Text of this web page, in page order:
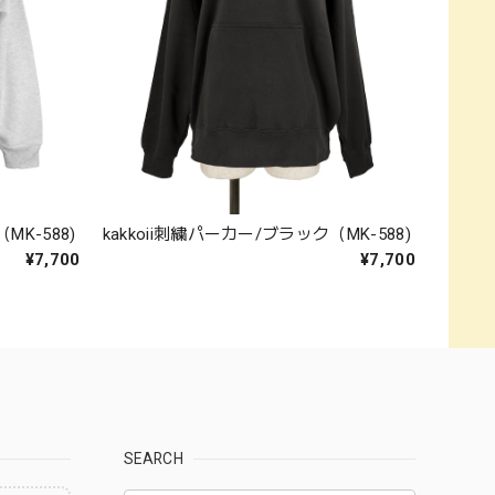
MK-588)
¥7,700
kakkoii刺繍パーカー/ブラック（MK-588)
¥7,700
SEARCH